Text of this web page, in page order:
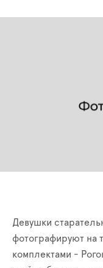
Девушки
фотографируют на
комплектами -